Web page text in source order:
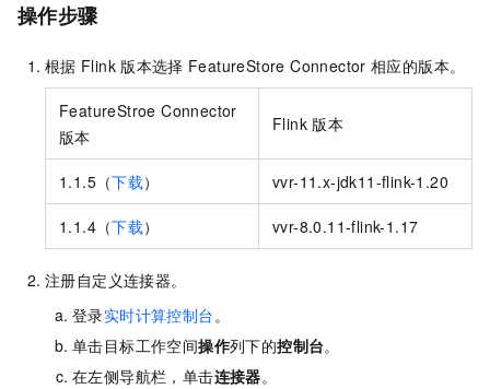
操作步骤
根据 Flink 版本选择 FeatureStore Connector 相应的版本。
FeatureStroe Connector
版本
Flink 版本
1.1.5（下载） vvr-11.x-jdk11-flink-1.20
1.1.4（下载） vvr-8.0.11-flink-1.17
注册自定义连接器。
登录实时计算控制台。
单击目标工作空间操作列下的控制台。
在左侧导航栏，单击连接器。